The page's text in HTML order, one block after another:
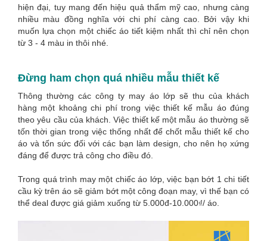
hiện đại, tuy mang đến hiệu quả thẩm mỹ cao, nhưng càng
nhiều màu đồng nghĩa với chi phí càng cao. Bởi vậy khi
muốn lựa chọn một chiếc áo tiết kiệm nhất thì chỉ nên chọn
từ 3 - 4 màu in thôi nhé.
Đừng ham chọn quá nhiều mẫu thiết kế
Thông thường các công ty may áo lớp sẽ thu của khách
hàng một khoảng chi phí trong việc thiết kế mẫu áo đúng
theo yêu cầu của khách. Việc thiết kế một mẫu áo thường sẽ
tốn thời gian trong việc thống nhất để chốt mẫu thiết kế cho
áo và tốn sức đối với các bạn làm design, cho nên họ xứng
đáng để được trả công cho điều đó.
Trong quá trình may một chiếc áo lớp, việc bạn bớt 1 chi tiết
cầu kỳ trên áo sẽ giảm bớt một công đoạn may, vì thế bạn có
thể deal được giá giảm xuống từ 5.000đ-10.000₫/ áo.